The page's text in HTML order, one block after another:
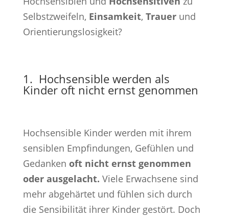
Selbstzweifeln, Einsamkeit, Trauerund
Orientierungslosigkeit?
1. Hochsensible werden als
Kinder oft nicht ernst genommen
Hochsensible Kinder werden mit ihrem
sensiblen Empfindungen, Gefühlen und
Gedanken oft nicht ernst genommen
oder ausgelacht. Viele Erwachsene sind
mehr abgehärtet und fühlen sich durch
die Sensibilität ihrer Kinder gestört. Doch